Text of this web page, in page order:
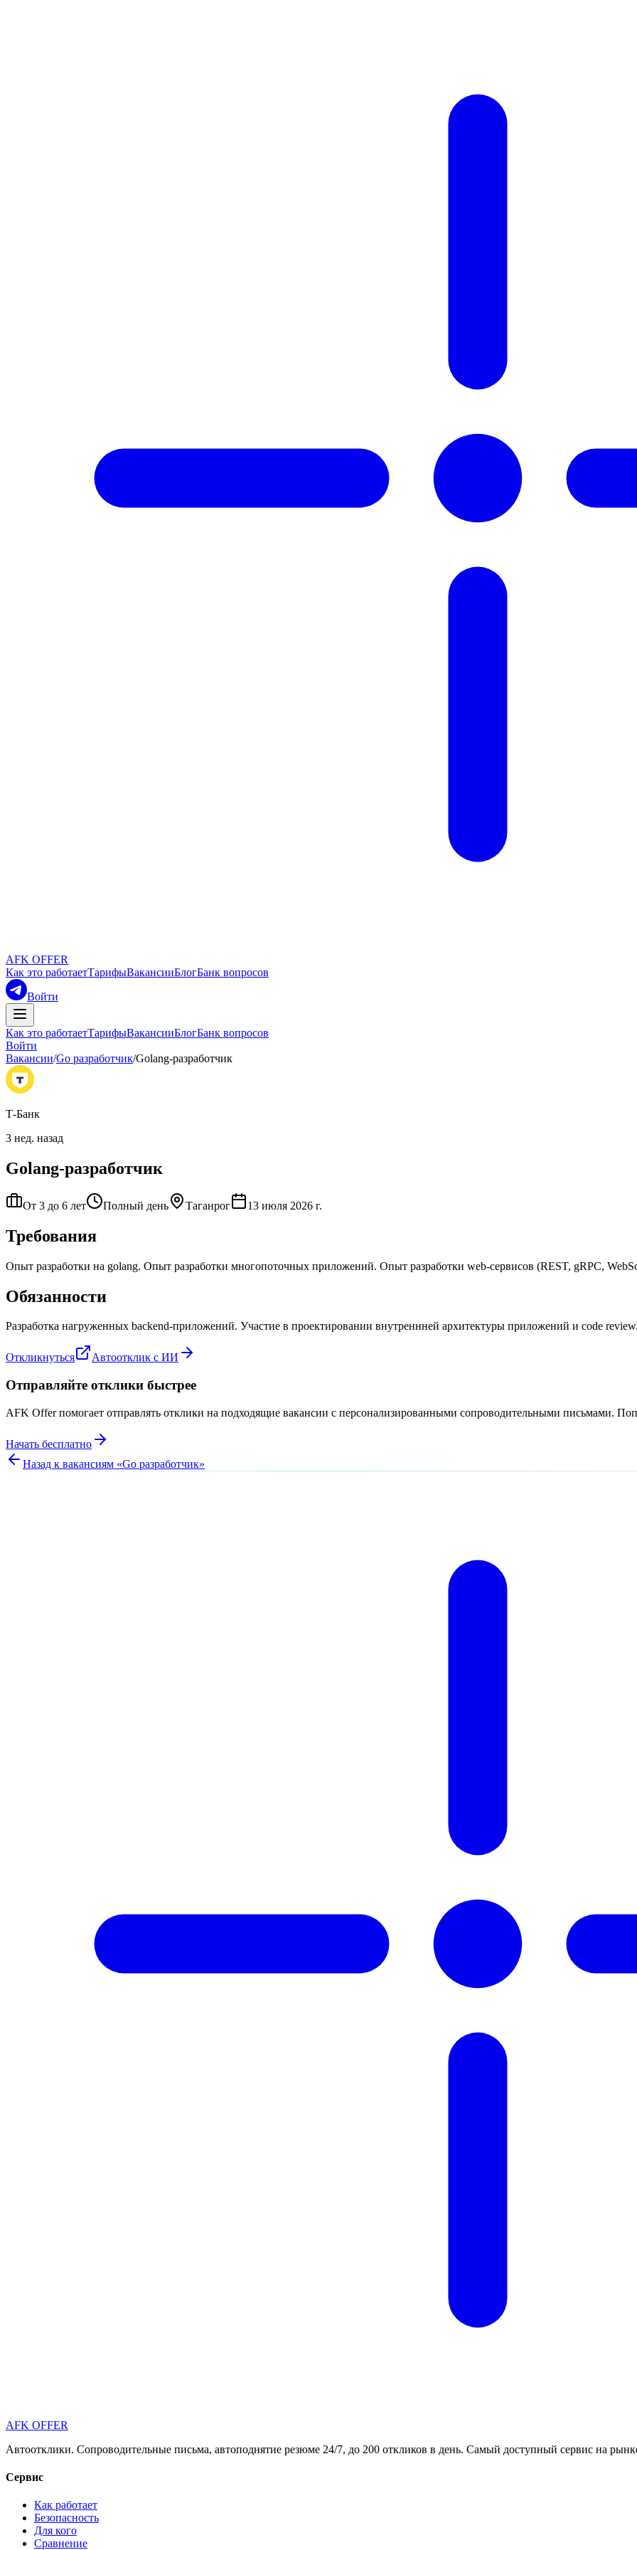
AFK OFFER
Как это работаетТарифыВакансииБлогБанк вопросов
Войти
Как это работаетТарифыВакансииБлогБанк вопросов
Войти
Вакансии/Go разработчик/Golang-разработчик
Т-Банк
3 нед. назад
Golang-разработчик
От 3 до 6 лет Полный день Таганрог 13 июля 2026 г.
Требования
Опыт разработки на golang. Опыт разработки многопоточных приложений. Опыт разработки web-сервисов (REST, gRPC,
Обязанности
Разработка нагруженных backend-приложений. Участие в проектировании внутреннней архитектуры приложений и code
Откликнуться Автоотклик с ИИ
Отправляйте отклики быстрее
AFK Offer помогает отправлять отклики на подходящие вакансии с персонализированными сопроводительными письмами.
Начать бесплатно
Назад к вакансиям «Go разработчик»
AFK OFFER
Автоотклики. Сопроводительные письма, автоподнятие резюме 24/7, до 200 откликов в день. Самый доступный сервис на
Сервис
Как работает
Безопасность
Для кого
Сравнение